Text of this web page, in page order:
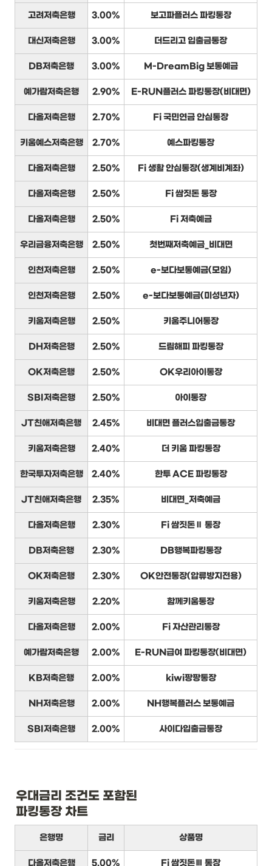
고려저축은행 3.00% 보고파플러스 파킹통장
대신저축은행 3.00% 더드리고 입출금통장
DB저축은행 3.00% M-DreamBig 보통예금
예가람저축은행 2.90% E-RUN플러스 파킹통장(비대면)
다올저축은행 2.70% Fi 국민연금 안심통장
키움예스저축은행 2.70% 예스파킹통장
다올저축은행 2.50% Fi 생활 안심통장(생계비계좌)
다올저축은행 2.50% Fi 쌈짓돈 통장
다올저축은행 2.50% Fi 저축예금
우리금융저축은행 2.50% 첫번째저축예금_비대면
인천저축은행 2.50% e-보다보통예금(모임)
인천저축은행 2.50% e-보다보통예금(미성년자)
키움저축은행 2.50% 키움주니어통장
DH저축은행 2.50% 드림해피 파킹통장
OK저축은행 2.50% OK우리아이통장
SBI저축은행 2.50% 아이통장
JT친애저축은행 2.45% 비대면 플러스입출금통장
키움저축은행 2.40% 더 키움 파킹통장
한국투자저축은행 2.40% 한투 ACE 파킹통장
JT친애저축은행 2.35% 비대면_저축예금
다올저축은행 2.30% Fi 쌈짓돈Ⅱ 통장
DB저축은행 2.30% DB행복파킹통장
OK저축은행 2.30% OK안전통장(압류방지전용)
키움저축은행 2.20% 함께키움통장
다올저축은행 2.00% Fi 자산관리통장
예가람저축은행 2.00% E-RUN급여 파킹통장(비대면)
KB저축은행 2.00% kiwi팡팡통장
NH저축은행 2.00% NH행복플러스 보통예금
SBI저축은행 2.00% 사이다입출금통장
우대금리 조건도 포함된
파킹통장 차트
은행명 금리 상품명
다올저축은행 5.00% Fi 쌈짓돈Ⅲ 통장